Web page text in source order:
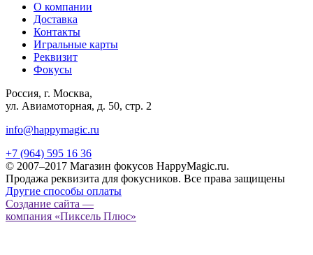
О компании
Доставка
Контакты
Игральные карты
Реквизит
Фокусы
Россия, г. Москва,
ул. Авиамоторная, д. 50, стр. 2
info@happymagic.ru
+7 (964) 595 16 36
© 2007–2017 Магазин фокусов HappyMagic.ru.
Продажа реквизита для фокусников. Все права защищены
Другие способы оплаты
Создание сайта —
компания «Пиксель Плюс»